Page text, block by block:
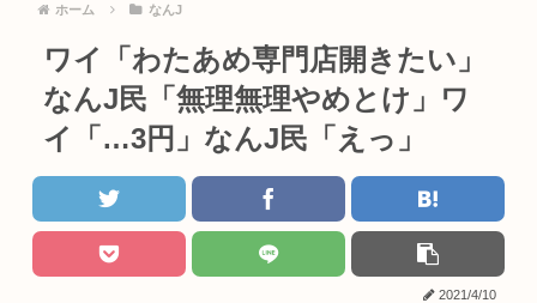
ホーム なんJ
ワイ「わたあめ専門店開きたい」
なんJ民「無理無理やめとけ」ワ
イ「…3円」なんJ民「えっ」
2021/4/10